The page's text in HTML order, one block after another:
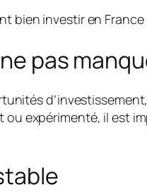
bien investir en France
pas
expérimenté, il est